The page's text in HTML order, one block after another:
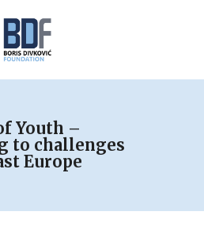
Youth –
to challenges
Europe